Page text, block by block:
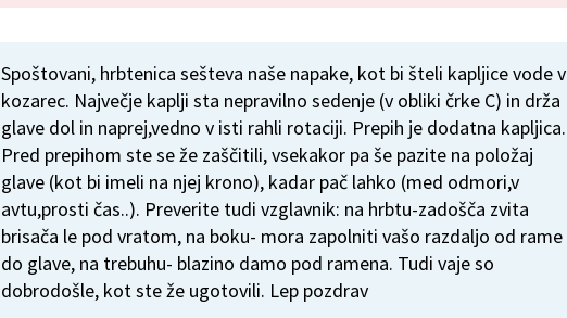
Spoštovani, hrbtenica sešteva naše napake, kot bi šteli kapljice vode v
kozarec. Največje kaplji sta nepravilno sedenje (v obliki črke C) in drža
glave dol in naprej,vedno v isti rahli rotaciji. Prepih je dodatna kapljica.
Pred prepihom ste se že zaščitili, vsekakor pa še pazite na položaj
glave (kot bi imeli na njej krono), kadar pač lahko (med odmori,v
avtu,prosti čas..). Preverite tudi vzglavnik: na hrbtu-zadošča zvita
brisača le pod vratom, na boku- mora zapolniti vašo razdaljo od rame
do glave, na trebuhu- blazino damo pod ramena. Tudi vaje so
dobrodošle, kot ste že ugotovili. Lep pozdrav